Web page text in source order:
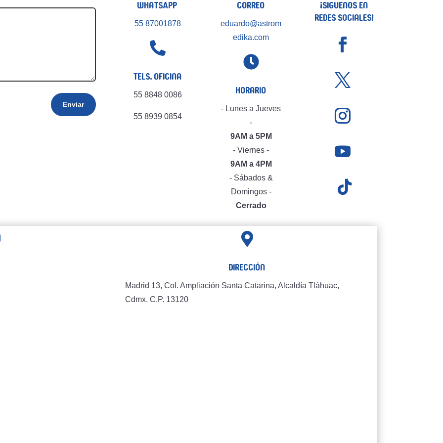
Enviar
WhatsApp
55 87001878

Tels. Oficina
55 8848 0086
55 8939 0854
Correo
eduardo@astrom
edika.com

Horario
- Lunes a Jueves
-
9AM a 5PM
- Viernes -
9AM a 4PM
- Sábados &
Domingos -
Cerrado
¡Siguenos en
Redes Sociales!

Dirección
Madrid 13, Col. Ampliación Santa Catarina, Alcaldía Tláhuac,
Cdmx. C.P. 13120